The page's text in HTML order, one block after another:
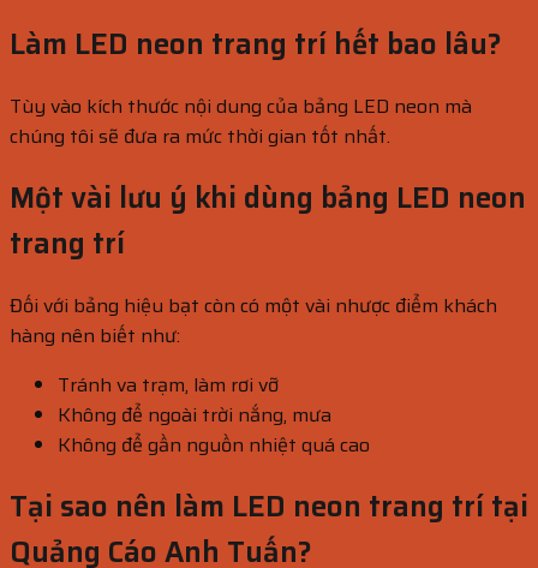
Làm LED neon trang trí hết bao lâu?
Tùy vào kích thước nội dung của bảng LED neon mà
chúng tôi sẽ đưa ra mức thời gian tốt nhất.
Một vài lưu ý khi dùng bảng LED neon
trang trí
Đối với bảng hiệu bạt còn có một vài nhược điểm khách
hàng nên biết như:
Tránh va trạm, làm rơi vỡ
Không để ngoài trời nắng, mưa
Không để gần nguồn nhiệt quá cao
Tại sao nên làm LED neon trang trí tại
Quảng Cáo Anh Tuấn?